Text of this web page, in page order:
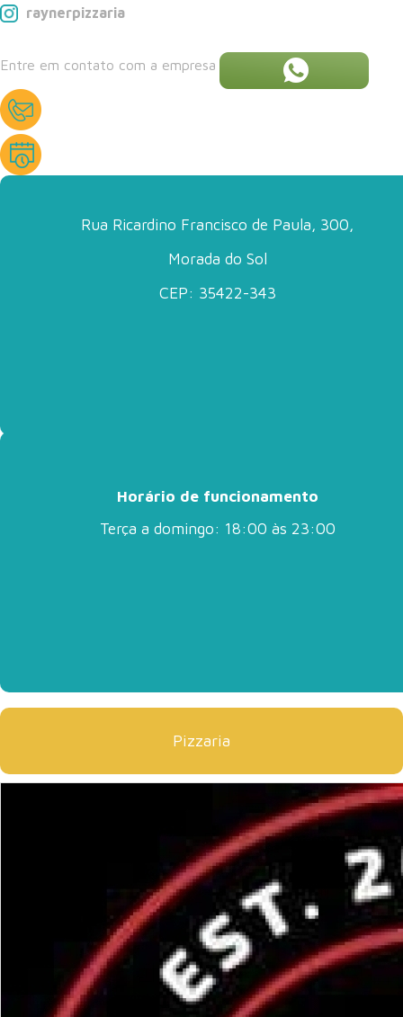
raynerpizzaria
Entre em contato com a empresa
Rua Ricardino Francisco de Paula, 300,
Morada do Sol
CEP: 35422-343
Horário de funcionamento
Terça a domingo: 18:00 às 23:00
Pizzaria